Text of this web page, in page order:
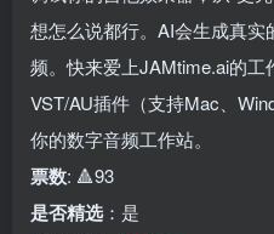
想怎么说都行。AI会生成真
频。快来爱上JAMtime.ai的工
VST/AU插件（支持Mac、
你的数字音频工作站。
票数: 🔺93
是否精选 ：是